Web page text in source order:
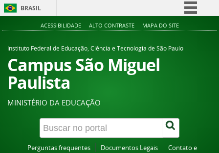
BRASIL
Simplifique!
Acesso à informação
ACESSIBILIDADE ALTO CONTRASTE MAPA DO SITE
Instituto Federal de Educação, Ciência e Tecnologia de São Paulo
Campus São Miguel
Paulista
MINISTÉRIO DA EDUCAÇÃO
Perguntas frequentes Documentos Legais
Contato e